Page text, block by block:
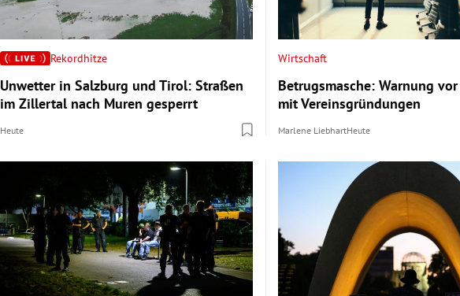
Rekordhitze
Unwetter in Salzburg und Tirol: Straßen
im Zillertal nach Muren gesperrt
Heute
Wirtschaft
Betrugsmasche: Warnung
mit Vereinsgründungen
Marlene LiebhartHeute